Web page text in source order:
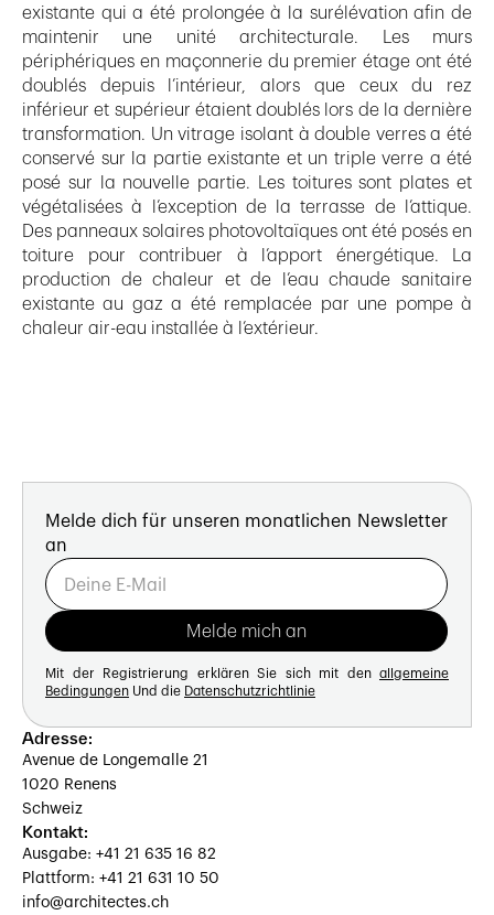
existante qui a été prolongée à la surélévation afin de
maintenir une unité architecturale. Les murs
périphériques en maçonnerie du premier étage ont été
doublés depuis l’intérieur, alors que ceux du rez
inférieur et supérieur étaient doublés lors de la dernière
transformation. Un vitrage isolant à double verres a été
conservé sur la partie existante et un triple verre a été
posé sur la nouvelle partie. Les toitures sont plates et
végétalisées à l’exception de la terrasse de l’attique.
Des panneaux solaires photovoltaïques ont été posés en
toiture pour contribuer à l’apport énergétique. La
production de chaleur et de l’eau chaude sanitaire
existante au gaz a été remplacée par une pompe à
chaleur air-eau installée à l’extérieur.
Melde dich für unseren monatlichen Newsletter
an
Mit der Registrierung erklären Sie sich mit den allgemeine
Bedingungen Und die Datenschutzrichtlinie
Adresse:
Avenue de Longemalle 21
1020 Renens
Schweiz
Kontakt:
Ausgabe: +41 21 635 16 82
Plattform: +41 21 631 10 50
info@architectes.ch